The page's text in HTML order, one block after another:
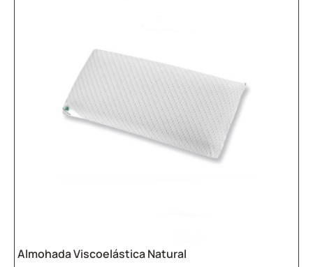
Almohada Viscoelástica Natural